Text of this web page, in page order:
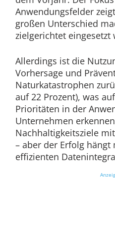
Anwendungsfelder
großen Unterschied
zielgerichtet eingesetzt
Allerdings ist die
Vorhersage und
Naturkatastrophen
auf 22 Prozent), was
Prioritäten in der
Unternehmen
Nachhaltigkeitsziele
– aber der Erfolg
effizienten